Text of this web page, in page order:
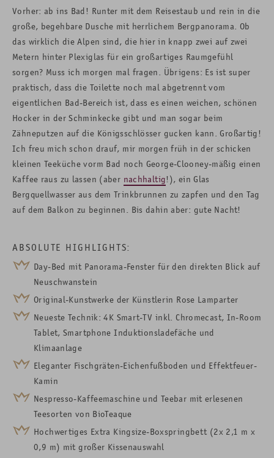
Vorher: ab ins Bad! Runter mit dem Reisestaub und rein in die
große, begehbare Dusche mit herrlichem Bergpanorama. Ob
das wirklich die Alpen sind, die hier in knapp zwei auf zwei
Metern hinter Plexiglas für ein großartiges Raumgefühl
sorgen? Muss ich morgen mal fragen. Übrigens: Es ist super
praktisch, dass die Toilette noch mal abgetrennt vom
eigentlichen Bad-Bereich ist, dass es einen weichen, schönen
Hocker in der Schminkecke gibt und man sogar beim
Zähneputzen auf die Königsschlösser gucken kann. Großartig!
Ich freu mich schon drauf, mir morgen früh in der schicken
kleinen Teeküche vorm Bad noch George-Clooney-mäßig einen
Kaffee raus zu lassen (aber nachhaltig!), ein Glas
Bergquellwasser aus dem Trinkbrunnen zu zapfen und den Tag
auf dem Balkon zu beginnen. Bis dahin aber: gute Nacht!
ABSOLUTE HIGHLIGHTS:
Day-Bed mit Panorama-Fenster für den direkten Blick auf
Neuschwanstein
Original-Kunstwerke der Künstlerin Rose Lamparter
Neueste Technik: 4K Smart-TV inkl. Chromecast, In-Room
Tablet, Smartphone Induktionsladefäche und
Klimaanlage
Eleganter Fischgräten-Eichenfußboden und Effektfeuer-
Kamin
Nespresso-Kaffeemaschine und Teebar mit erlesenen
Teesorten von BioTeaque
Hochwertiges Extra Kingsize-Boxspringbett (2x 2,1 m x
0,9 m) mit großer Kissenauswahl